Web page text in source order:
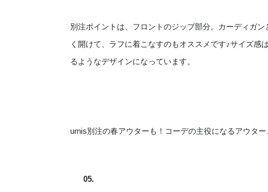
別注ポイントは、フロントのジップ部分。カーディガ
く開けて、ラフに着こなすのもオススメです♪サイズ
るようなデザインになっています。
urnis別注の春アウターも！コーデの主役になるアウタ
05.